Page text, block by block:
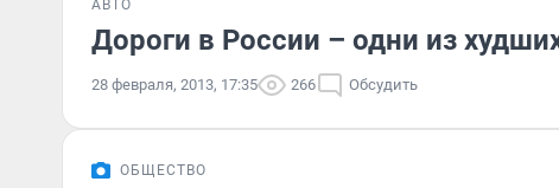
АВТО
Дороги в России – одни из
28 февраля, 2013, 17:35 266 Обсудить
ОБЩЕСТВО